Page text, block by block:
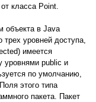
класса Point.
объекта в Java
уровней доступа,
имеется
уровнями public и
по умолчанию,
этого типа
пакета. Пакет